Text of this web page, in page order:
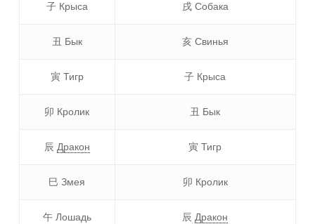
子 Крыса 戌 Собака
丑 Бык 亥 Свинья
寅 Тигр 子 Крыса
卯 Кролик 丑 Бык
辰 Дракон 寅 Тигр
巳 Змея 卯 Кролик
午 Лошадь 辰Дракон